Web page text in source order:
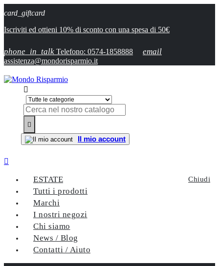
card_giftcard
Iscriviti ed ottieni 10% di sconto con una spesa di 50€
phone_in_talk Telefono: 0574-1858888 email
assistenza@mondorisparmio.it


Il mio account

Chiudi
ESTATE
Tutti i prodotti
Marchi
I nostri negozi
Chi siamo
News / Blog
Contatti / Aiuto